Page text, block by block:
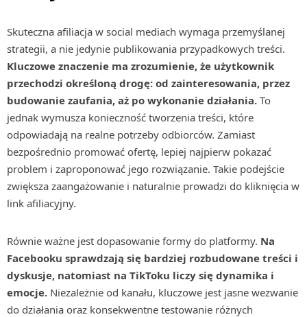
Skuteczna afiliacja w social mediach wymaga przemyślanej
strategii, a nie jedynie publikowania przypadkowych treści.
Kluczowe znaczenie ma zrozumienie, że użytkownik
przechodzi określoną drogę: od zainteresowania, przez
budowanie zaufania, aż po wykonanie działania. To
jednak wymusza konieczność tworzenia treści, które
odpowiadają na realne potrzeby odbiorców. Zamiast
bezpośrednio promować ofertę, lepiej najpierw pokazać
problem i zaproponować jego rozwiązanie. Takie podejście
zwiększa zaangażowanie i naturalnie prowadzi do kliknięcia w
link afiliacyjny.
Równie ważne jest dopasowanie formy do platformy. Na
Facebooku sprawdzają się bardziej rozbudowane treści i
dyskusje, natomiast na TikToku liczy się dynamika i
emocje. Niezależnie od kanału, kluczowe jest jasne wezwanie
do działania oraz konsekwentne testowanie różnych